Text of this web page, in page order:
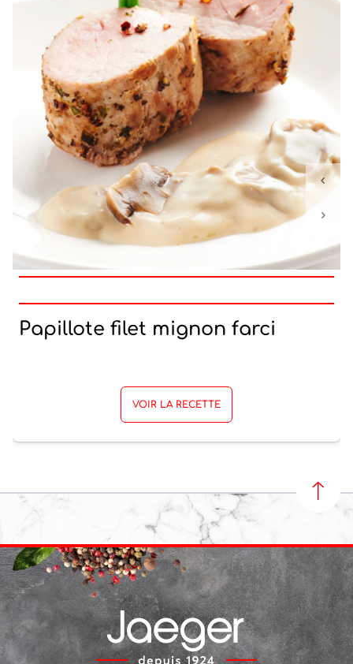
Papillote filet mignon farci
VOIR LA RECETTE